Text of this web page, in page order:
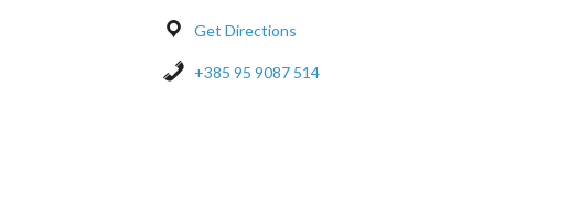
Get Directions
+385 95 9087 514